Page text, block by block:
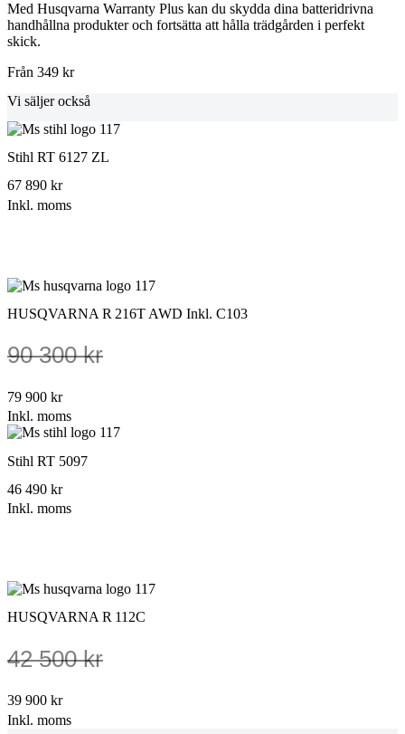
Med Husqvarna Warranty Plus kan du skydda dina batteridrivna
handhållna produkter och fortsätta att hålla trädgården i perfekt
skick.
Från 349 kr
Vi säljer också
Stihl RT 6127 ZL
67 890 kr
Inkl. moms
HUSQVARNA R 216T AWD Inkl. C103
90 300 kr
79 900 kr
Inkl. moms
Stihl RT 5097
46 490 kr
Inkl. moms
HUSQVARNA R 112C
42 500 kr
39 900 kr
Inkl. moms